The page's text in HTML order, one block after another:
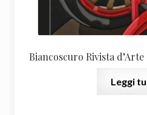
Biancoscuro Rivista
Leggi